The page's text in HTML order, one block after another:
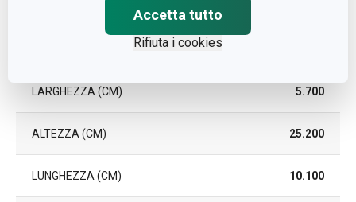
Accetta tutto
Rifiuta i cookies
LARGHEZZA (CM) 5.700
ALTEZZA (CM) 25.200
LUNGHEZZA (CM) 10.100